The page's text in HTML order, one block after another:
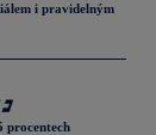
i pravidelným
procentech